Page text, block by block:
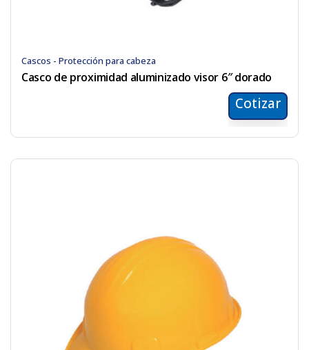
Cascos - Protección para cabeza
Casco de proximidad aluminizado visor 6″ dorado
Cotizar